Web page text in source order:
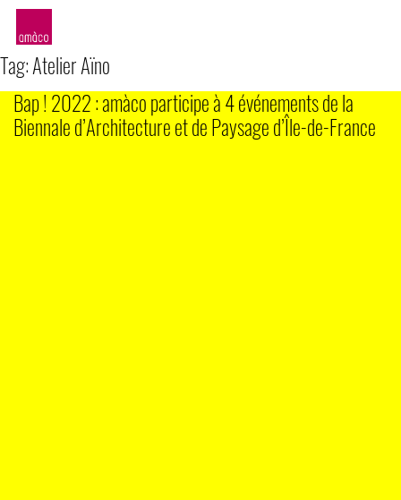
Tag:Atelier Aïno
Bap ! 2022 : amàco participe à 4 événements de la
Biennale d’Architecture et de Paysage d’Île-de-France